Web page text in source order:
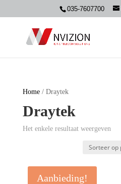
035-7607700
Home/ Draytek
Draytek
Het enkele resultaat weergeven
Aanbieding!